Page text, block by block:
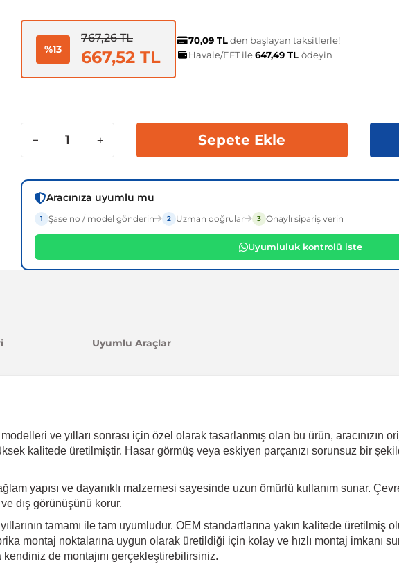
%13
767,26 TL
667,52 TL
70,09 TLden başlayan taksitlerle!
Havale/EFT ile647,49 TL ödeyin
Sepete Ekle
Aracınıza uyumlu mu
1 Şase no / model gönderin 2 Uzman doğrular 3 Onaylı sipariş verin
Uyumluluk kontrolü iste
Uyumlu Araçlar
ve yılları sonrası için özel olarak tasarlanmış olan bu ürün, aracınızın
kalitede üretilmiştir. Hasar görmüş veya eskiyen parçanızı sorunsuz bir
yapısı ve dayanıklı malzemesi sayesinde uzun ömürlü kullanım sunar.
dış görünüşünü korur.
tamamı ile tam uyumludur. OEM standartlarına yakın kalitede üretilmiş
montaj noktalarına uygun olarak üretildiği için kolay ve hızlı montaj imkanı
de montajını gerçekleştirebilirsiniz.